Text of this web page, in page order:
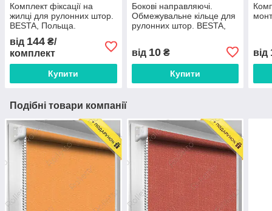
Комплект фіксації на
жилці для рулонних штор.
BESTA, Польща.
від 144 ₴/
комплект
Купити
Бокові направляючі.
Обмежувальне кільце для
рулонних штор. BESTA,
від 10₴
Купити
від
Подібні товари компанії